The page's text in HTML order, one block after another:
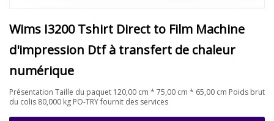
Wims I3200 Tshirt Direct to Film Machine
d'impression Dtf à transfert de chaleur
numérique
Présentation Taille du paquet 120,00 cm * 75,00 cm * 65,00 cm Poids brut
du colis 80,000 kg PO-TRY fournit des services